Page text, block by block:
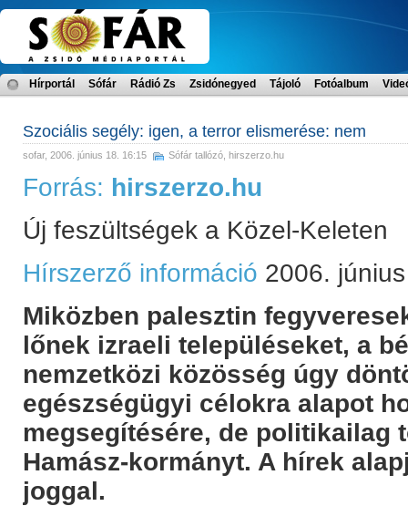
Hírportál Sófár Rádió Zs Zsidónegyed Tájoló Fotóalbum
Szociális segély: igen, a terror elismerése: nem
sofar, 2006. június 18. 16:15 Sófár tallózó hirszerzo.hu
Forrás: hirszerzo.hu
Új feszültségek a Közel-Keleten
Hírszerző információ 2006.
Miközben palesztin
lőnek izraeli településeket, a
nemzetközi közösség úgy
egészségügyi célokra alapot
megsegítésére, de politikailag
Hamász-kormányt. A hírek
joggal.